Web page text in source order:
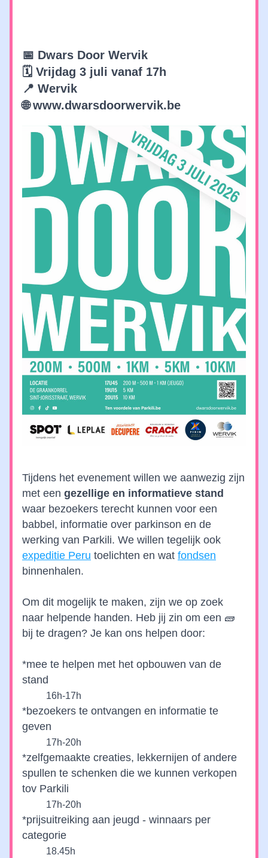
📅 Dwars Door Wervik
🗓️ Vrijdag 3 juli vanaf 17h
📍 Wervik
🌐 www.dwarsdoorwervik.be
Tijdens het evenement willen we aanwezig zijn
met een gezellige en informatieve stand
waar bezoekers terecht kunnen voor een
babbel, informatie over parkinson en de
expeditie Peru toelichten en wat fondsen
binnenhalen.
Om dit mogelijk te maken, zijn we op zoek
naar helpende handen. Heb jij zin om een 🧱
bij te dragen? Je kan ons helpen door:
*mee te helpen met het opbouwen van de
stand
16h-17h
*bezoekers te ontvangen en informatie te
geven
17h-20h
*zelfgemaakte creaties, lekkernijen of andere
spullen te schenken die we kunnen verkopen
tov Parkili
17h-20h
*prijsuitreiking aan jeugd - winnaars per
categorie
18.45h